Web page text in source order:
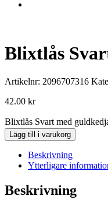
Blixtlås
Artikelnr: 2096707316
42.00 kr
Blixtlås Svart med
Lägg till i varukorg
Beskrivning
Ytterligare
Beskrivning